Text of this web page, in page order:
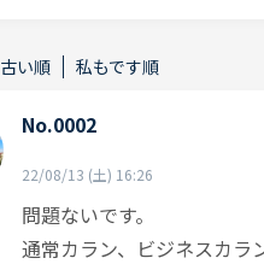
古い順 私もです順
No.0002
22/08/13 (土) 16:26
問題ないです。
通常カラン、ビジネスカラ